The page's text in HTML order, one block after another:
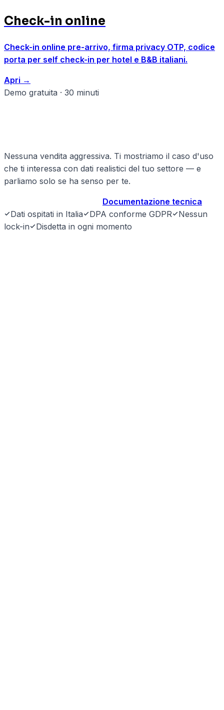
Check-in online
Check-in online pre-arrivo, firma privacy OTP, codice
porta per self check-in per hotel e B&B italiani.
Apri →
Demo gratuita · 30 minuti
Nessuna vendita aggressiva. Ti mostriamo il caso d'uso
che ti interessa con dati realistici del tuo settore — e
parliamo solo se ha senso per te.
Documentazione tecnica
Dati ospitati in Italia
DPA conforme GDPR
Nessun
lock-in
Disdetta in ogni momento